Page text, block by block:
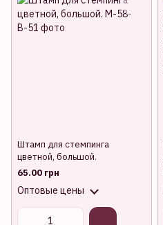
Штамп для стемпинга
цветной, большой.
65.00 грн
Оптовые цены